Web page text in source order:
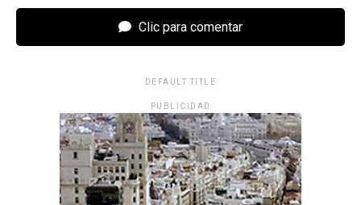
Clic para comentar
DEFAULT TITLE
PUBLICIDAD